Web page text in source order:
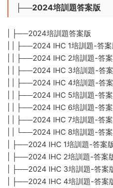
├──2024培訓題答案版
| ├──2024培訓題答案版
| | ├──2024 IHC 1培訓題-答
| | ├──2024 IHC 2培訓題-答
| | ├──2024 IHC 3培訓題-答
| | ├──2024 IHC 4培訓題-答
| | ├──2024 IHC 5培訓題-答
| | ├──2024 IHC 6培訓題-答
| | ├──2024 IHC 7培訓題-答
| | └──2024 IHC 8培訓題-答
| ├──2024 IHC 1培訓題-答案
| ├──2024 IHC 2培訓題-答案
| ├──2024 IHC 3培訓題-答案
| ├──2024 IHC 4培訓題-答案